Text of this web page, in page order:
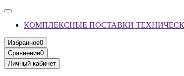
КОМПЛЕКСНЫЕ ПОСТАВКИ
Избранное0
Сравнение0
Личный кабинет